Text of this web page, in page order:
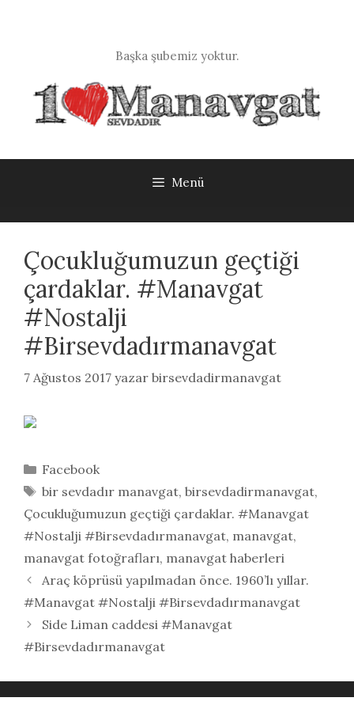
Başka şubemiz yoktur.
Menü
Çocukluğumuzun geçtiği
çardaklar. #Manavgat
#Nostalji
#Birsevdadırmanavgat
7 Ağustos 2017 yazar birsevdadirmanavgat
Kategoriler
Facebook
Etiketler
bir sevdadır manavgat, birsevdadirmanavgat,
Çocukluğumuzun geçtiği çardaklar. #Manavgat
#Nostalji #Birsevdadırmanavgat, manavgat,
manavgat fotoğrafları, manavgat haberleri
Araç köprüsü yapılmadan önce. 1960’lı yıllar.
#Manavgat #Nostalji #Birsevdadırmanavgat
Side Liman caddesi #Manavgat
#Birsevdadırmanavgat